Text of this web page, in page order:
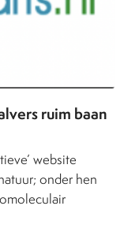
ruim baan
website
onder hen